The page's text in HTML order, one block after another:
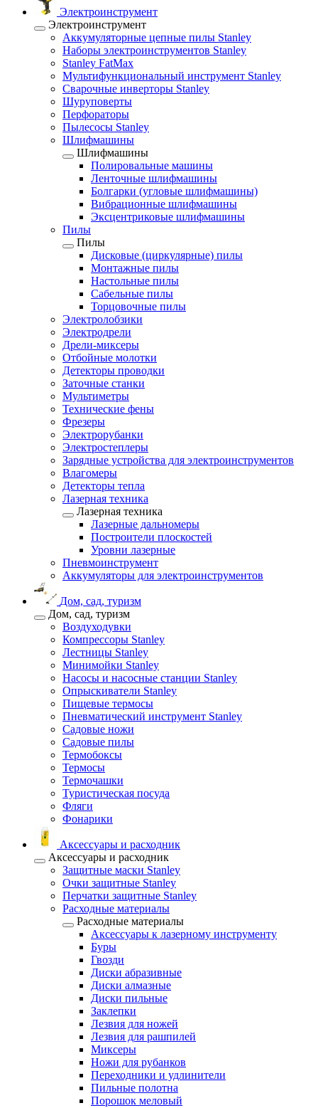
Электроинструмент
Электроинструмент
Аккумуляторные цепные пилы Stanley
Наборы электроинструментов Stanley
Stanley FatMax
Мультифункциональный инструмент Stanley
Сварочные инверторы Stanley
Шуруповерты
Перфораторы
Пылесосы Stanley
Шлифмашины
Шлифмашины
Полировальные машины
Ленточные шлифмашины
Болгарки (угловые шлифмашины)
Вибрационные шлифмашины
Эксцентриковые шлифмашины
Пилы
Пилы
Дисковые (циркулярные) пилы
Монтажные пилы
Настольные пилы
Сабельные пилы
Торцовочные пилы
Электролобзики
Электродрели
Дрели-миксеры
Отбойные молотки
Детекторы проводки
Заточные станки
Мультиметры
Технические фены
Фрезеры
Электрорубанки
Электростеплеры
Зарядные устройства для электроинструментов
Влагомеры
Детекторы тепла
Лазерная техника
Лазерная техника
Лазерные дальномеры
Построители плоскостей
Уровни лазерные
Пневмоинструмент
Аккумуляторы для электроинструментов
Дом, сад, туризм
Дом, сад, туризм
Воздуходувки
Компрессоры Stanley
Лестницы Stanley
Минимойки Stanley
Насосы и насосные станции Stanley
Опрыскиватели Stanley
Пищевые термосы
Пневматический инструмент Stanley
Садовые ножи
Садовые пилы
Термобоксы
Термосы
Термочашки
Туристическая посуда
Фляги
Фонарики
Аксессуары и расходник
Аксессуары и расходник
Защитные маски Stanley
Очки защитные Stanley
Перчатки защитные Stanley
Расходные материалы
Расходные материалы
Аксессуары к лазерному инструменту
Буры
Гвозди
Диски абразивные
Диски алмазные
Диски пильные
Заклепки
Лезвия для ножей
Лезвия для рашпилей
Миксеры
Ножи для рубанков
Переходники и удлинители
Пильные полотна
Порошок меловый